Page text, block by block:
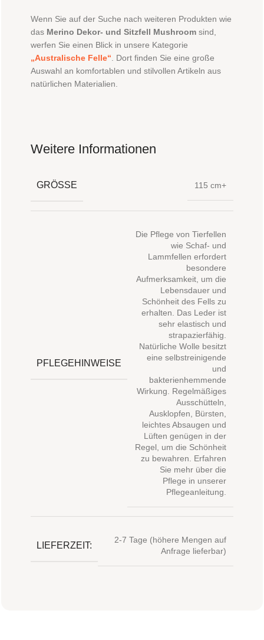
Wenn Sie auf der Suche nach weiteren Produkten wie
das Merino Dekor- und Sitzfell Mushroom sind,
werfen Sie einen Blick in unsere Kategorie
„Australische Felle“. Dort finden Sie eine große
Auswahl an komfortablen und stilvollen Artikeln aus
natürlichen Materialien.
Weitere Informationen
GRÖSSE 115 cm+
PFLEGEHINWEISE
Die Pflege von Tierfellen
wie Schaf- und
Lammfellen erfordert
besondere
Aufmerksamkeit, um die
Lebensdauer und
Schönheit des Fells zu
erhalten. Das Leder ist
sehr elastisch und
strapazierfähig.
Natürliche Wolle besitzt
eine selbstreinigende
und
bakterienhemmende
Wirkung. Regelmäßiges
Ausschütteln,
Ausklopfen, Bürsten,
leichtes Absaugen und
Lüften genügen in der
Regel, um die Schönheit
zu bewahren. Erfahren
Sie mehr über die
Pflege in unserer
Pflegeanleitung.
LIEFERZEIT:
2-7 Tage (höhere Mengen auf
Anfrage lieferbar)